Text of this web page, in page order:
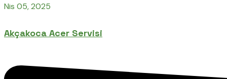
Nis 05, 2025
Akçakoca Acer Servisi